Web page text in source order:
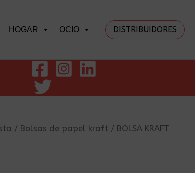
HOGAR OCIO DISTRIBUIDORES
/ Bolsas de papel kraft / BOLSA KRAFT